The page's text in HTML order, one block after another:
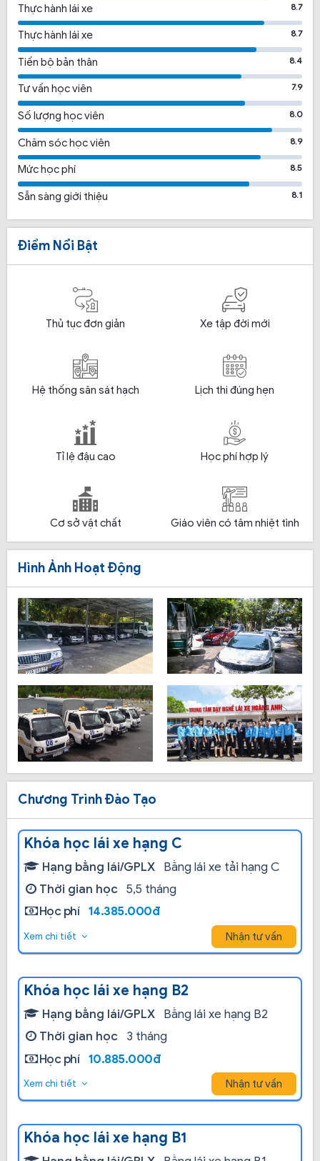
Thực hành lái xe 8.7
Thực hành lái xe 8.7
Tiến bộ bản thân 8.4
Tư vấn học viên 7.9
Số lượng học viên 8.0
Chăm sóc học viên 8.9
Mức học phí 8.5
Sẵn sàng giới thiệu 8.1
Điểm Nổi Bật
Thủ tục đơn giản Xe tập đời mới
Hệ thống sân sát hạch Lịch thi đúng hẹn
Tỉ lệ đậu cao Học phí hợp lý
Cơ sở vật chất Giáo viên có tâm nhiệt tình
Hình Ảnh Hoạt Động
Chương Trình Đào Tạo
Khóa học lái xe hạng C
Hạng bằng lái/GPLX
Bằng lái xe tải hạng C
Thời gian học 5,5 tháng
Học phí
14.385.000đ
Xem chi tiết Nhận tư vấn
Khóa học lái xe hạng B2
Hạng bằng lái/GPLX
Bằng lái xe hạng B2
Thời gian học
3 tháng
Học phí
10.885.000đ
Xem chi tiết Nhận tư vấn
Khóa học lái xe hạng B1